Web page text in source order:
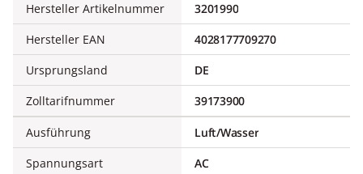
Hersteller Artikelnummer
3201990
Hersteller EAN
4028177709270
Ursprungsland
DE
Zolltarifnummer
39173900
Ausführung
Luft/Wasser
Spannungsart
AC